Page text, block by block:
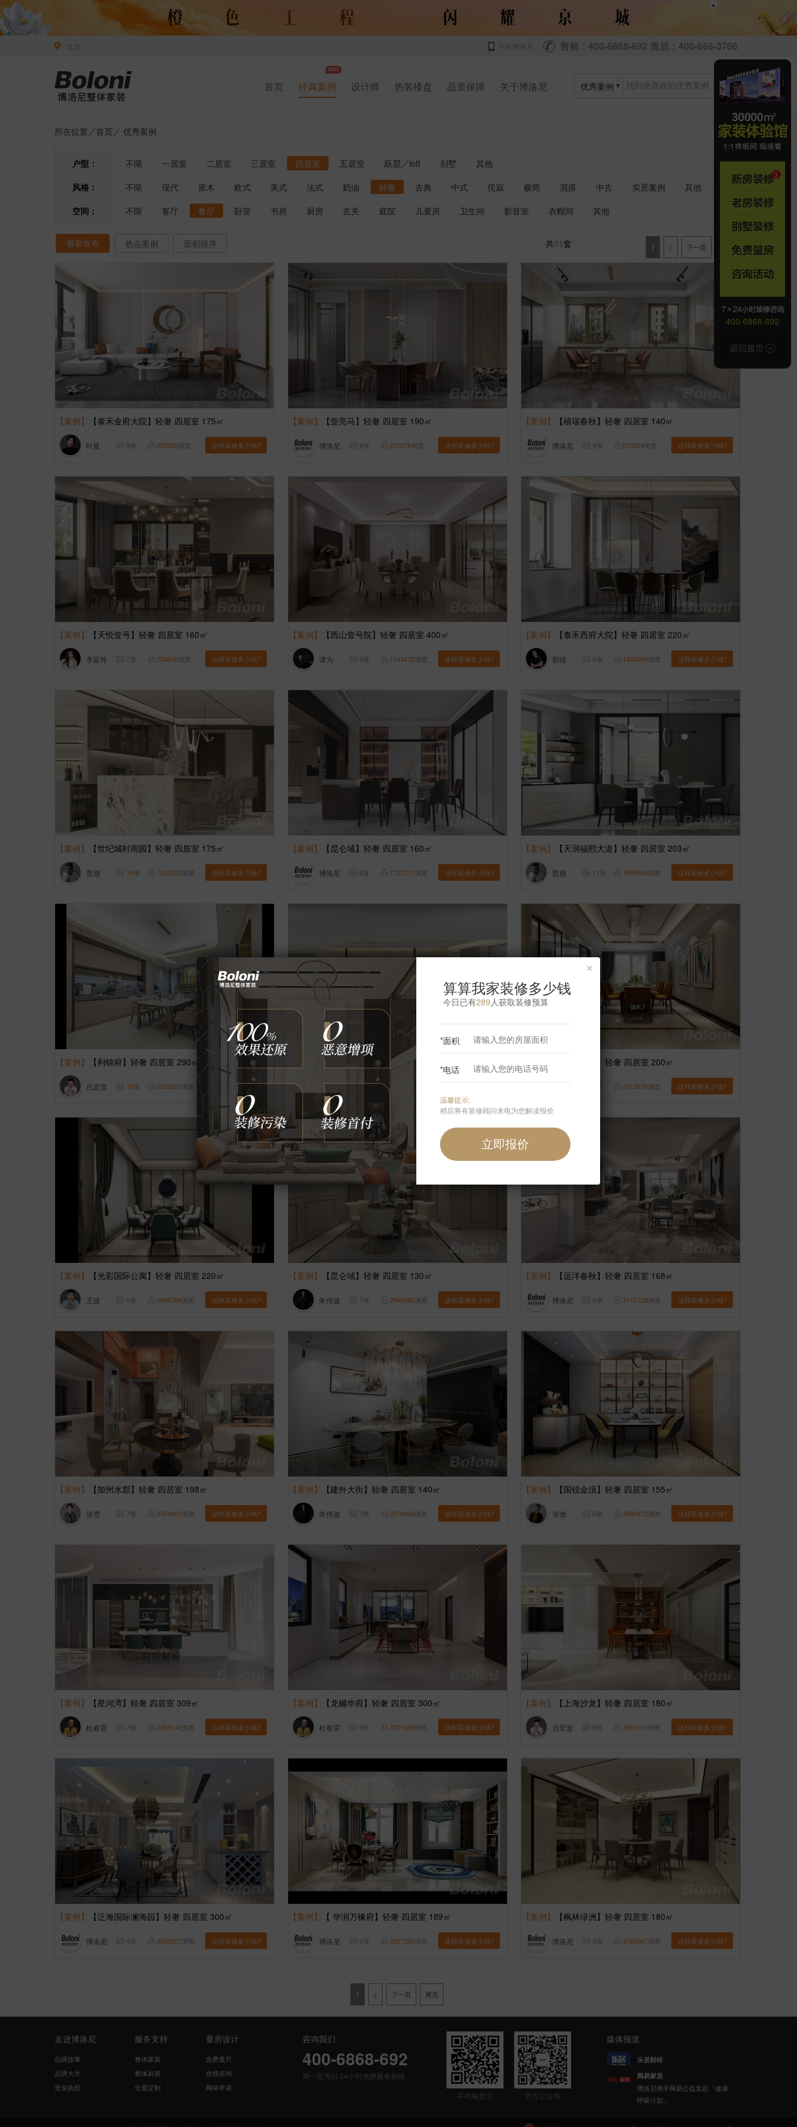
×
手机博洛尼 售前：400-6868-692 售后：400-666-3706
首页 经典案例 设计师 热装楼盘 品质保障 关于博洛尼 优秀案例
所在位置／首页 ／ 优秀案例
户型： 不限 一居室 二居室 三居室 四居室 五居室 跃层／loft 别墅
其他
风格：
不限 现代 原木 欧式 美式 法式 奶油 轻奢 古典 中式 侘寂 极简 混搭 中古 实景案例
其他
空间：
不限 客厅 餐厅 卧室 书房 厨房 玄关 庭院 儿童房 卫生间 影音室 衣帽间 其他
最新发布 热点案例 面积排序 共31套 1 2 下一页 尾页
【案例】 【泰禾金府大院】轻奢 四居室 175㎡
叶曼 9张 525530浏览 这样装修多少钱?
【案例】 【壹亮马】轻奢 四居室 190㎡
博洛尼 9张 670076浏览 这样装修多少钱?
【案例】 【禧瑞春秋】轻奢 四居室 140㎡
博洛尼 9张 670524浏览 这样装修多少钱?
【案例】 【天悦壹号】轻奢 四居室 160㎡
李延玲 7张 239818浏览 这样装修多少钱?
【案例】 【西山壹号院】轻奢 四居室 400㎡
谭为 9张 1143478浏览 这样装修多少钱?
【案例】 【泰禾西府大院】轻奢 四居室 220㎡
郭镭 6张 1349099浏览 这样装修多少钱?
【案例】 【世纪城时雨园】轻奢 四居室 175㎡
贾朋 14张 1420235浏览 这样装修多少钱?
【案例】 【昆仑域】轻奢 四居室 160㎡
博洛尼 6张 1727271浏览 这样装修多少钱?
【案例】 【天润福熙大道】轻奢 四居室 203㎡
贾朋 11张 1995866浏览 这样装修多少钱?
【案例】 【利锦府】轻奢 四居室 290㎡
吕宏音 10张 2023267浏览 这样装修多少钱?
【利锦府】轻奢 四居室 304㎡
贾朋 9张
【案例】 【璞瑅公馆】轻奢 四居室 200㎡
2915676浏览 这样装修多少钱?
【案例】 【光彩国际公寓】轻奢 四居室 220㎡
王波 6张 2946764浏览 这样装修多少钱?
【案例】 【昆仑域】轻奢 四居室 130㎡
朱伟波 7张 2946883浏览 这样装修多少钱?
【案例】 【远洋春秋】轻奢 四居室 168㎡
博洛尼 6张 3112129浏览 这样装修多少钱?
【案例】 【加州水郡】轻奢 四居室 198㎡
张雪 7张 3354600浏览 这样装修多少钱?
【案例】 【建外大街】轻奢 四居室 140㎡
朱伟波 7张 3370968浏览 这样装修多少钱?
【案例】 【国锐金嵿】轻奢 四居室 155㎡
张弛 6张 3380972浏览 这样装修多少钱?
【案例】 【星河湾】轻奢 四居室 309㎡
杜春雷 7张 3385140浏览 这样装修多少钱?
【案例】 【龙樾华府】轻奢 四居室 300㎡
杜春雷 9张 3571609浏览 这样装修多少钱?
【案例】 【上海沙龙】轻奢 四居室 180㎡
吕宏音 6张 3601901浏览 这样装修多少钱?
【案例】 【泛海国际澜海园】轻奢 四居室 300㎡
博洛尼 4张 3653327浏览 这样装修多少钱?
【案例】 【 华润万橡府】轻奢 四居室 189㎡
博洛尼 6张 3327266浏览 这样装修多少钱?
【案例】 【枫林绿洲】轻奢 四居室 180㎡
博洛尼 5张 3763667浏览 这样装修多少钱?
1 2 下一页 尾页
走进博洛尼
品牌故事
品牌大片
营业执照
服务支持
整体家装
整体厨房
全屋定制
量房设计
免费量尺
在线咨询
网络申请
咨询我们
400-6868-692
周一至周日 24小时免费服务热线
手机端首页
官方公众号
媒体报道
网易家居
博洛尼携手网易公益发起「健康
呼吸计划」
新浪家居
400-6868-692
×
算算我家装修多少钱
今日已有289 人获取装修预算
*面积
*电话
温馨提示:
稍后将有装修顾问来电为您解读报价